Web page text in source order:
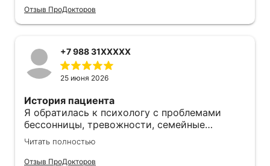
Понравилось
предложила варианты развития событий и
назначила повторное посещение через 2
недели. Я планирую вернуться к ней же. Она
Специалист выслушала меня и проблемы.
Она подбирала разные методики, старается
искать подход к каждому пациенту. По
моему мнению, Анастасия Александровна
Отзыв ПроДокторов
+7 988 31XXXXX
25 июня 2026
История пациента
Я обратилась к психологу с проблемами
бессонницы​, тревожности, семейные
проблемы.
Понравилось
Читать полностью
Отзыв ПроДокторов